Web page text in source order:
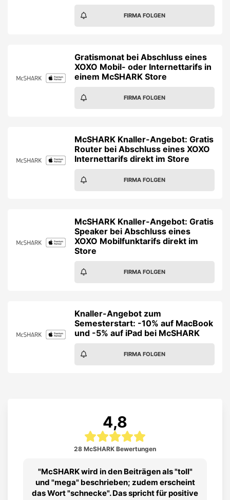
FIRMA FOLGEN
Gratismonat bei Abschluss eines
XOXO Mobil- oder Internettarifs in
einem McSHARK Store
FIRMA FOLGEN
McSHARK Knaller-Angebot: Gratis
Router bei Abschluss eines XOXO
Internettarifs direkt im Store
FIRMA FOLGEN
McSHARK Knaller-Angebot: Gratis
Speaker bei Abschluss eines
XOXO Mobilfunktarifs direkt im
Store
FIRMA FOLGEN
Knaller-Angebot zum
Semesterstart: -10% auf MacBook
und -5% auf iPad bei McSHARK
FIRMA FOLGEN
4,8
28 McSHARK Bewertungen
McSHARK wird in den Beiträgen als "toll"
und "mega" beschrieben; zudem erscheint
das Wort "schnecke". Das spricht für positive